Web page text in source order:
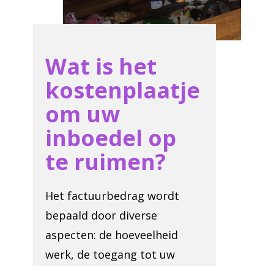
Wat is het
kostenplaatje
om uw
inboedel op
te ruimen?
Het factuurbedrag wordt
bepaald door diverse
aspecten: de hoeveelheid
werk, de toegang tot uw